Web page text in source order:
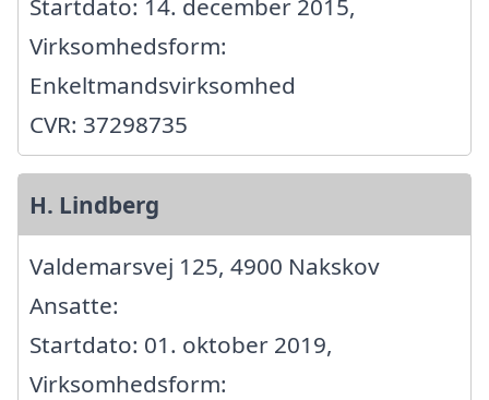
Startdato: 14. december 2015,
Virksomhedsform:
Enkeltmandsvirksomhed
CVR: 37298735
H. Lindberg
Valdemarsvej 125, 4900 Nakskov
Ansatte:
Startdato: 01. oktober 2019,
Virksomhedsform: